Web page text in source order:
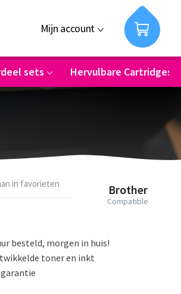
Mijn account
sets Hervulbare Cartridges
in favorieten Brother
Compatible
besteld, morgen in huis!
toner en inkt